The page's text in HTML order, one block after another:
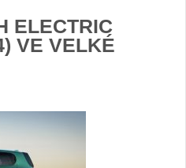
ELECTRIC
VE VELKÉ